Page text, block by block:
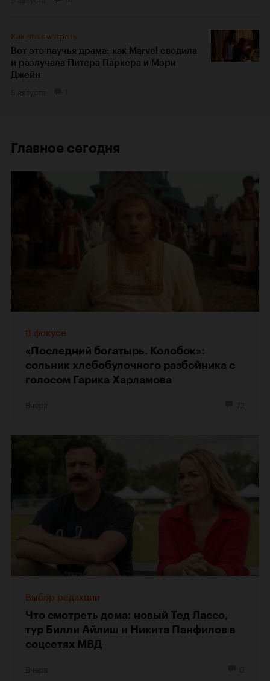
Как это смотреть
Вот это паучья драма: как Marvel сводила
и разлучала Питера Паркера и Мэри
Джейн
Главное сегодня
В фокусе
«Последний богатырь. Колобок»:
сольник хлебобулочного разбойника с
голосом Гарика Харламова
Выбор редакции
Что смотреть дома: новый Тед Лассо,
тур Билли Айлиш и Никита Панфилов в
соцсетях МВД